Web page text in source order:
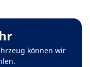
können wir